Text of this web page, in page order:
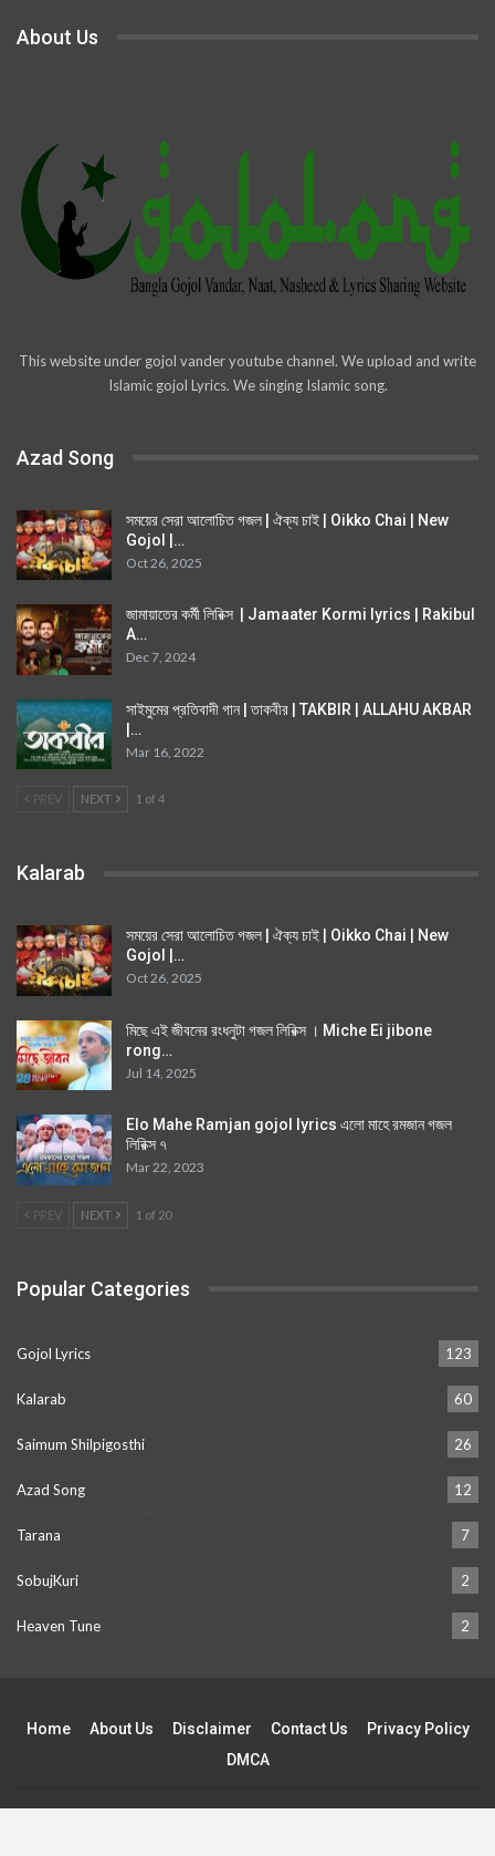
About Us
This website under gojol vander youtube channel. We upload and write
Islamic gojol Lyrics. We singing Islamic song.
Azad Song
সময়ের সেরা আলোচিত গজল | ঐক্য চাই | Oikko Chai | New
Gojol |…
Oct 26, 2025
জামায়াতের কর্মী লিরিক্স | Jamaater Kormi lyrics | Rakibul
A…
Dec 7, 2024
সাইমুমের প্রতিবাদী গান | তাকবীর | TAKBIR | ALLAHU AKBAR
|…
Mar 16, 2022
PREV NEXT 1 of 4
Kalarab
সময়ের সেরা আলোচিত গজল | ঐক্য চাই | Oikko Chai | New
Gojol |…
Oct 26, 2025
মিছে এই জীবনের রংধনুটা গজল লিরিক্স । Miche Ei jibone
rong…
Jul 14, 2025
Elo Mahe Ramjan gojol lyrics এলো মাহে রমজান গজল
লিরিক্স ৭
Mar 22, 2023
PREV NEXT 1 of 20
Popular Categories
Gojol Lyrics 123
Kalarab 60
Saimum Shilpigosthi 26
Azad Song 12
Tarana 7
SobujKuri 2
Heaven Tune 2
Home About Us Disclaimer Contact Us
Privacy Policy
DMCA